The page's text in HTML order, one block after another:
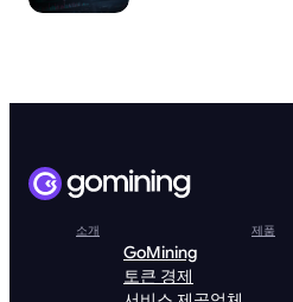
소개
GoMining
토큰 경제
제품